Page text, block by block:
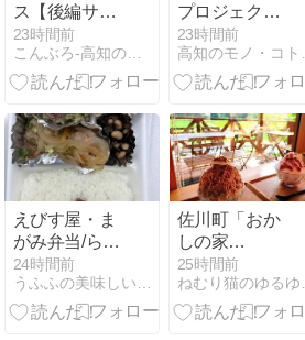
ス【後編サプ
ライズ】
23時間前
こんぶろ-高知の酒屋ブログ
プロジェクト
総会後の懇親
会は『華珍
園』
23時間前
高知
えびす屋・ま
がみ弁当/らっ
きょう/梅干し
24時間前
うふふの美味しいもの探すぞ♪
佐川町「おか
しの家
Repos(ルポ)」
パティシエが
作るかき氷、
25時間前
ねむ